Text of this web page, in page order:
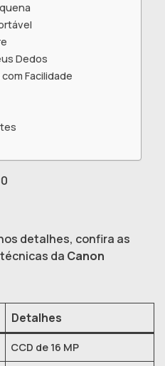
Dedos
Facilidade
detalhes, confira as
da Canon
Detalhes
CCD de 16 MP